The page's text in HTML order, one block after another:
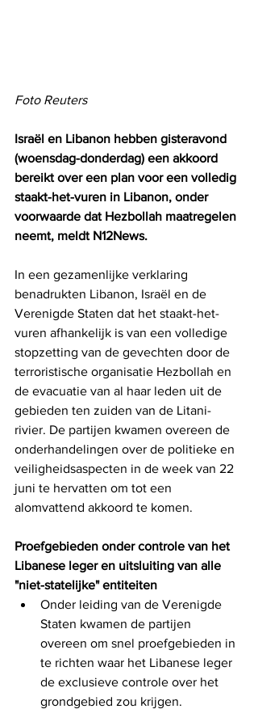
Foto Reuters
Israël en Libanon hebben gisteravond
(woensdag-donderdag) een akkoord
bereikt over een plan voor een volledig
staakt-het-vuren in Libanon, onder
voorwaarde dat Hezbollah maatregelen
neemt, meldt N12News.
In een gezamenlijke verklaring
benadrukten Libanon, Israël en de
Verenigde Staten dat het staakt-het-
vuren afhankelijk is van een volledige
stopzetting van de gevechten door de
terroristische organisatie Hezbollah en
de evacuatie van al haar leden uit de
gebieden ten zuiden van de Litani-
rivier. De partijen kwamen overeen de
onderhandelingen over de politieke en
veiligheidsaspecten in de week van 22
juni te hervatten om tot een
alomvattend akkoord te komen.
Proefgebieden onder controle van het
Libanese leger en uitsluiting van alle
"niet-statelijke" entiteiten
Onder leiding van de Verenigde
Staten kwamen de partijen
overeen om snel proefgebieden in
te richten waar het Libanese leger
de exclusieve controle over het
grondgebied zou krijgen.